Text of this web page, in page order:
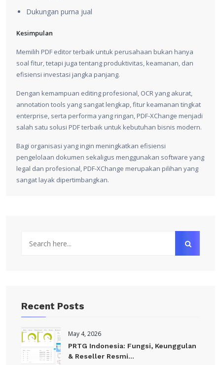
Dukungan purna jual
Kesimpulan
Memilih PDF editor terbaik untuk perusahaan bukan hanya
soal fitur, tetapi juga tentang produktivitas, keamanan, dan
efisiensi investasi jangka panjang.
Dengan kemampuan editing profesional, OCR yang akurat,
annotation tools yang sangat lengkap, fitur keamanan tingkat
enterprise, serta performa yang ringan, PDF-XChange menjadi
salah satu solusi PDF terbaik untuk kebutuhan bisnis modern.
Bagi organisasi yang ingin meningkatkan efisiensi
pengelolaan dokumen sekaligus menggunakan software yang
legal dan profesional, PDF-XChange merupakan pilihan yang
sangat layak dipertimbangkan.
Recent Posts
May 4, 2026
PRTG Indonesia: Fungsi, Keunggulan
& Reseller Resmi...